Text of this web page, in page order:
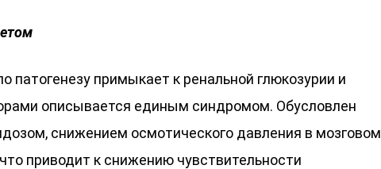
патогенезу примыкает к ренальной глюкозурии и
описывается единым синдромом. Обусловлен
снижением осмотического давления в мозговом
приводит к снижению чувствительности